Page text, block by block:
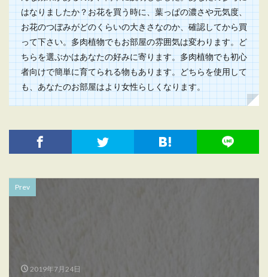
はなりましたか？お花を買う時に、葉っぱの濃さや元気度、
お花のつぼみがどのくらいの大きさなのか、確認してから買
って下さい。多肉植物でもお部屋の雰囲気は変わります。ど
ちらを選ぶかはあなたの好みに寄ります。多肉植物でも初心
者向けで簡単に育てられる物もあります。どちらを使用して
も、あなたのお部屋はより女性らしくなります。
Prev
2019年7月24日